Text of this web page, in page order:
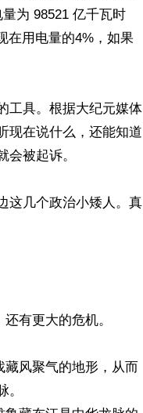
为 98521 亿千瓦时
在用电量的4%，如果
工具。根据大纪元媒体
现在说什么，还能知道
被起诉。
这几个政治小矮人。真
有更大的危机。
藏风聚气的地形，从而